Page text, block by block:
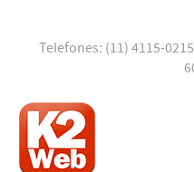
Telefones: (11) 4115-